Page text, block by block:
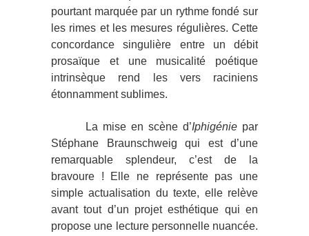
pourtant marquée par un rythme fondé sur
les rimes et les mesures régulières. Cette
concordance singulière entre un débit
prosaïque et une musicalité poétique
intrinsèque rend les vers raciniens
étonnamment sublimes.
La mise en scène d’Iphigéniepar
Stéphane Braunschweig qui est d’une
remarquable splendeur, c’est de la
bravoure ! Elle ne représente pas une
simple actualisation du texte, elle relève
avant tout d’un projet esthétique qui en
propose une lecture personnelle nuancée.